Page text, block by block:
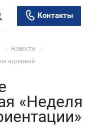
Контакты
Новости
аграрной
«Неделя